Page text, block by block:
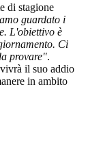
di stagione
guardato i
L'obiettivo è
Ci
provare".
il suo addio
in ambito